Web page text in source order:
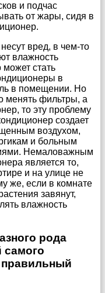
и подчас
от жары, сидя в
вред, в чем-то
влажность
может стать
в
в помещении. Но
менять фильтры, а
то эту проблему
создает
воздухом,
и больным
Немаловажным
является то,
и на улице не
же, если в комнате
завянут,
влажность
рода
самого
правильный